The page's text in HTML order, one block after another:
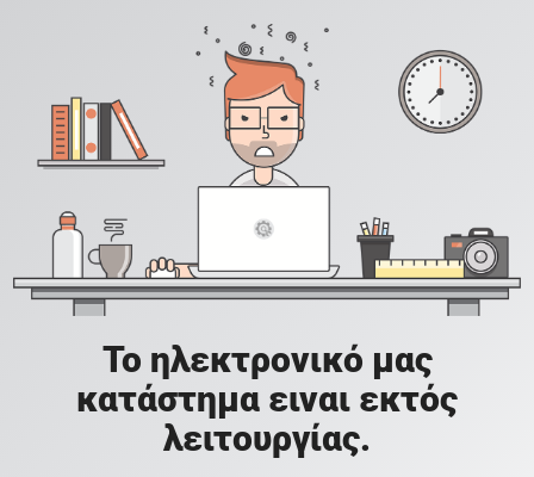
Το ηλεκτρονικό μας
κατάστημα ειναι εκτός
λειτουργίας.